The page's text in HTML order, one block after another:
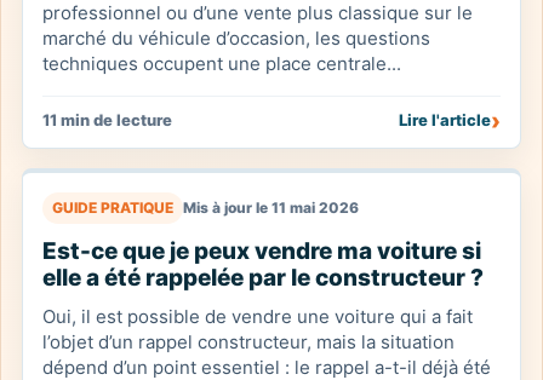
professionnel ou d’une vente plus classique sur le
marché du véhicule d’occasion, les questions
techniques occupent une place centrale...
11 min de lecture Lire l'article›
GUIDE PRATIQUE Mis à jour le 11 mai 2026
Est-ce que je peux vendre ma voiture si
elle a été rappelée par le constructeur ?
Oui, il est possible de vendre une voiture qui a fait
l’objet d’un rappel constructeur, mais la situation
dépend d’un point essentiel : le rappel a-t-il déjà été